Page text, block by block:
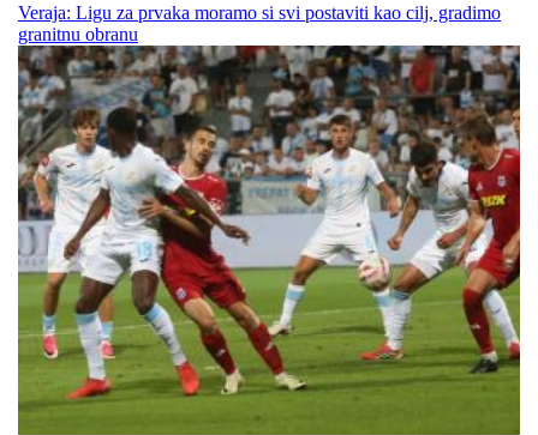
Veraja: Ligu za prvaka moramo si svi postaviti kao cilj, gradimo
granitnu obranu